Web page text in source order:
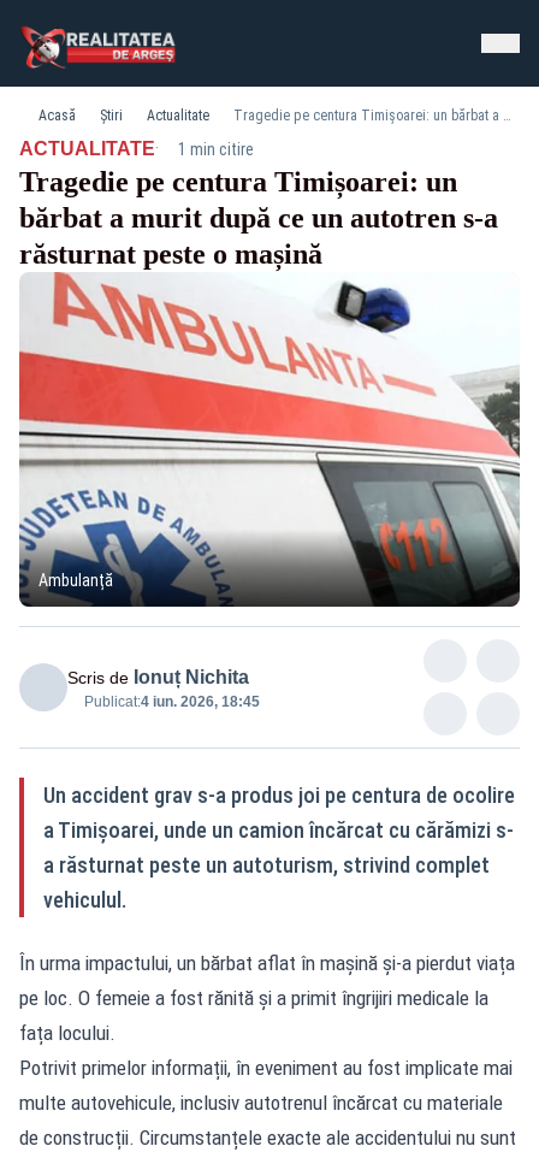
Acasă Știri Actualitate Tragedie pe centura Timișoarei: un bărbat a murit după ce un autotren s-a răsturnat peste o mașină
ACTUALITATE· 1 min citire
Tragedie pe centura Timișoarei: un
bărbat a murit după ce un autotren s-a
răsturnat peste o mașină
Ambulanță
Scris de Ionuț Nichita
Publicat:4 iun. 2026, 18:45
Un accident grav s-a produs joi pe centura de ocolire
a Timișoarei, unde un camion încărcat cu cărămizi s-
a răsturnat peste un autoturism, strivind complet
vehiculul.
În urma impactului, un bărbat aflat în mașină și-a pierdut viața
pe loc. O femeie a fost rănită și a primit îngrijiri medicale la
fața locului.
Potrivit primelor informații, în eveniment au fost implicate mai
multe autovehicule, inclusiv autotrenul încărcat cu materiale
de construcții. Circumstanțele exacte ale accidentului nu sunt